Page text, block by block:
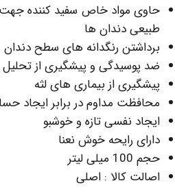
حاوی مواد خاص سفید کننده جهت
طبیعی دندان ها
برداشتن رنگدانه های سطح دندان
ضد پوسیدگی و پیشگیری از تحلیل
پیشگیری از بیماری های لثه
محافظت مداوم در برابر ایجاد
ایجاد نفسی تازه و خوشبو
دارای رایحه خوش نعنا
حجم 100 میلی لیتر
اصالت کالا : اصلی